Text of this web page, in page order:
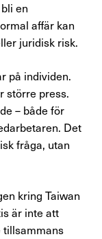
en
affär kan
juridisk risk.
på individen.
större press.
– både för
Det
fråga, utan
kring Taiwan
är inte att
tillsammans